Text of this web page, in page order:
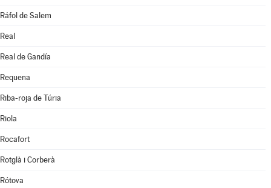
Ráfol de Salem
Real
Real de Gandía
Requena
Riba-roja de Túria
Riola
Rocafort
Rotglà i Corberà
Rótova